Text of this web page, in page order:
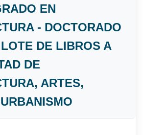
EN
- DOCTORADO
DE LIBROS A
DE
ARTES,